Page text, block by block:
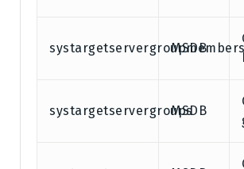
systargetservergroupmembers
MSDB
systargetservergroups
MSDB